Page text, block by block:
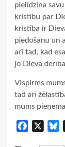
pielīdzina
kristību par
kristība ir
piedošanu un
arī tad, kad
jo Dieva
Vispirms
tad arī
mums
Facebook